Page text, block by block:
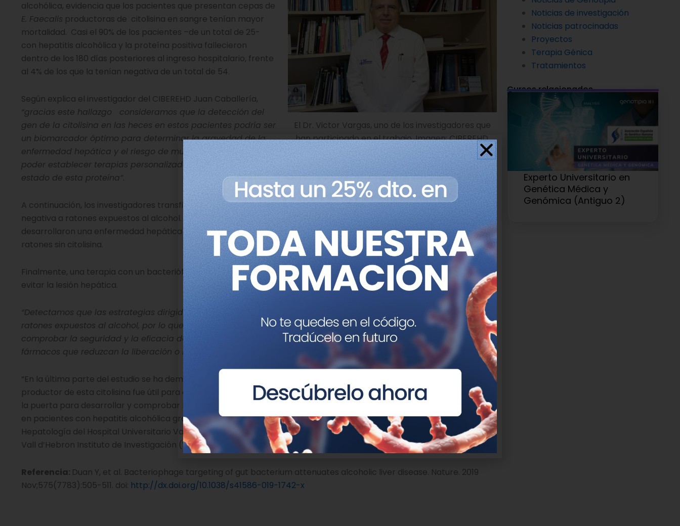
El Dr. Victor Vargas, uno de los investigadores que
han participado en el trabajo. Imagen: CIBEREHD.
alcohólica, evidencia que los pacientes que presentan cepas de
E. Faecalis productoras de citolisina en sangre tenían mayor
mortalidad. Casi el 90% de los pacientes –de un total de 25-
con hepatitis alcohólica y la proteína positiva fallecieron
dentro de los 180 días posteriores al ingreso hospitalario, frente
al 4% de los que la tenían negativa de un total de 54.
Según explica el investigador del CIBEREHD Juan Caballería,
“gracias este hallazgo consideramos que la detección del
gen de la citolisina en las heces en estos pacientes podría ser
un biomarcador óptimo para determinar la gravedad de la
enfermedad hepática y el riesgo de muerte, lo que supondría
poder establecer terapias personalizadas en función del
estado de esta proteína”.
A continuación, los investigadores transfirieron heces de personas con hepatitis alcohólica con citolisina positiva y
negativa a ratones expuestos al alcohol. Los animales con microbiomas intestinales positivos para citolisina
desarrollaron una enfermedad hepática inducida por alcohol más grave y sobrevivieron en menor medida que los
ratones sin citolisina.
Finalmente, una terapia con un bacteriófago dirigido contra las cepas deE. Faecalis productoras de citolisina ayudó a
evitar la lesión hepática.
“Detectamos que las estrategias dirigidas a reducir la acción de esta proteína disminuían el daño hepático en
ratones expuestos al alcohol, por lo que creemos que es necesario realizar estudios clínicos controlados para
comprobar la seguridad y la eficacia de esta estrategia en pacientes con hepatitis alcohólica grave mediante
fármacos que reduzcan la liberación o la acción de la proteína citolisina”,
indica el Dr. Caballería.
“En la última parte del estudio se ha demostrado que utilizar estrategias terapéuticas que destruyan el microorganismo
productor de esta citolisina fue útil para evitar la lesión hepática en el modelo experimental de ratón. Ello puede abrir
la puerta para desarrollar y comprobar la utilidad de estrategias terapéuticas dirigidas sobre
y su citolisina
en pacientes con hepatitis alcohólica grave”, concluye el Dr. Víctor Vargas, Consultor Sénior del Servicio de
Hepatología del Hospital Universitario Vall d’Hebron e investigador principal del grupo de Enfermedades Hepáticas del
Vall d’Hebron Instituto de Investigación (VHIR).
Referencia: Duan Y, et al. Bacteriophage targeting of gut bacterium attenuates alcoholic liver disease. Nature. 2019
Nov;575(7783):505-511. doi: http://dx.doi.org/10.1038/s41586-019-1742-x
Noticias de investigación
Noticias patrocinadas
Proyectos
Terapia Génica
Tratamientos
Cursos relacionados
Experto Universitario en
Genética Médica y
Genómica (Antiguo 2)